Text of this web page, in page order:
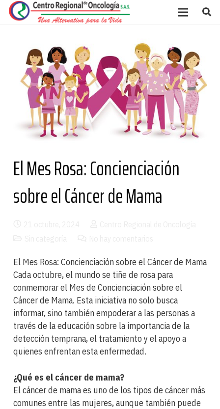
El Mes Rosa: Concienciación
sobre el Cáncer de Mama
El Mes Rosa: Concienciación sobre el Cáncer de Mama
Cada octubre, el mundo se tiñe de rosa para
conmemorar el Mes de Concienciación sobre el
Cáncer de Mama. Esta iniciativa no solo busca
informar, sino también empoderar a las personas a
través de la educación sobre la importancia de la
detección temprana, el tratamiento y el apoyo a
quienes enfrentan esta enfermedad.
¿Qué es el cáncer de mama?
El cáncer de mama es uno de los tipos de cáncer más
comunes entre las mujeres, aunque también puede